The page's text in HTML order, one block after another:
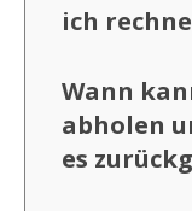
ich
Wann
abholen
es